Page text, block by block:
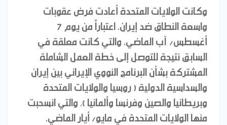
وكانت الولايات المتحدة أعادت فرض عقوبات
واسعة النطاق ضد إيران، اعتباراً من يوم 7
أغسطس/ آب الماضي، والتي كانت معلقة في
السابق نتيجة للتوصل إلى خطة العمل الشاملة
المشتركة بشأن البرنامج النووي الإيراني بين إيران
والسداسية الدولية ( روسيا والولايات المتحدة
وبريطانيا والصين وفرنسا وألمانيا )، والتي انسحبت
منها الولايات المتحدة في مايو/ أيار الماضي.